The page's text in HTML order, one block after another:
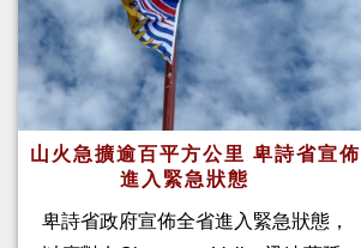
山火急擴逾百平方公里 卑詩省宣佈
進入緊急狀態
卑詩省政府宣佈全省進入緊急狀態，